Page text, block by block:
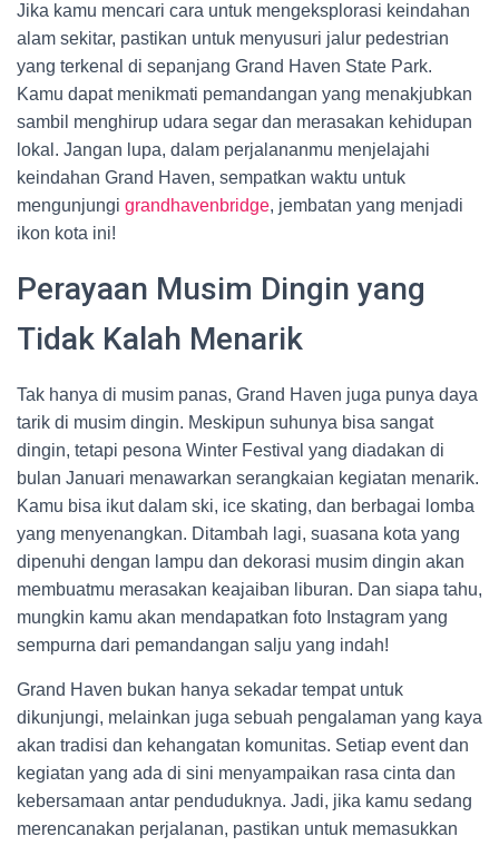
Jika kamu mencari cara untuk mengeksplorasi keindahan
alam sekitar, pastikan untuk menyusuri jalur pedestrian
yang terkenal di sepanjang Grand Haven State Park.
Kamu dapat menikmati pemandangan yang menakjubkan
sambil menghirup udara segar dan merasakan kehidupan
lokal. Jangan lupa, dalam perjalananmu menjelajahi
keindahan Grand Haven, sempatkan waktu untuk
mengunjungi grandhavenbridge, jembatan yang menjadi
ikon kota ini!
Perayaan Musim Dingin yang
Tidak Kalah Menarik
Tak hanya di musim panas, Grand Haven juga punya daya
tarik di musim dingin. Meskipun suhunya bisa sangat
dingin, tetapi pesona Winter Festival yang diadakan di
bulan Januari menawarkan serangkaian kegiatan menarik.
Kamu bisa ikut dalam ski, ice skating, dan berbagai lomba
yang menyenangkan. Ditambah lagi, suasana kota yang
dipenuhi dengan lampu dan dekorasi musim dingin akan
membuatmu merasakan keajaiban liburan. Dan siapa tahu,
mungkin kamu akan mendapatkan foto Instagram yang
sempurna dari pemandangan salju yang indah!
Grand Haven bukan hanya sekadar tempat untuk
dikunjungi, melainkan juga sebuah pengalaman yang kaya
akan tradisi dan kehangatan komunitas. Setiap event dan
kegiatan yang ada di sini menyampaikan rasa cinta dan
kebersamaan antar penduduknya. Jadi, jika kamu sedang
merencanakan perjalanan, pastikan untuk memasukkan